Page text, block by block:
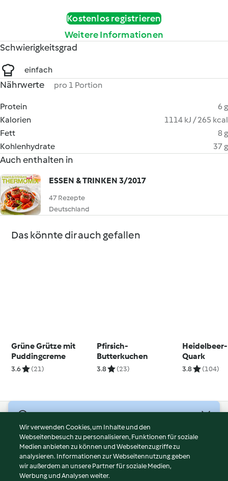
Kostenlos registrieren
Weitere Informationen
Schwierigkeitsgrad
einfach
Nährwerte pro 1 Portion
Protein
6 g
Kalorien
1114 kJ / 265 kcal
Fett
8 g
Kohlenhydrate
37 g
Auch enthalten in
ESSEN & TRINKEN 3/2017
47 Rezepte
Deutschland
Das könnte dir auch gefallen
Grüne Grütze mit
Puddingcreme
3.6 (21)
Pfirsich-
Butterkuchen
3.8 (23)
Quark
3.8 (104)
Nutzungsbedingungen
Datenschutzrichtlinien
Disclaimer
Impressum
Wir verwenden Cookies, um Inhalte und den
Webseitenbesuch zu personalisieren, Funktionen für soziale
Medien anbieten zu können und Webseitenzugriffe zu
analysieren. Informationen zur Webseitennutzung geben
wir außerdem an unsere Partner für soziale Medien,
Werbung und Analysen weiter.